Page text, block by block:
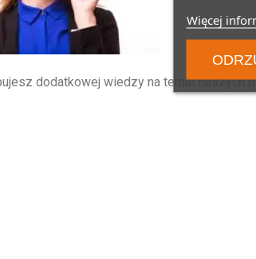
dodatkowej wiedzy na temat naszych
Więcej